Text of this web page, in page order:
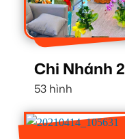
Chi Nhánh 2
53 hình